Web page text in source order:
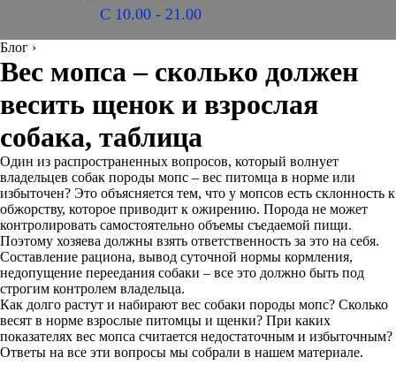
С 10.00 - 21.00
Блог ›
Вес мопса – сколько должен
весить щенок и взрослая
собака, таблица
Один из распространенных вопросов, который волнует
владельцев собак породы мопс – вес питомца в норме или
избыточен? Это объясняется тем, что у мопсов есть склонность к
обжорству, которое приводит к ожирению. Порода не может
контролировать самостоятельно объемы съедаемой пищи.
Поэтому хозяева должны взять ответственность за это на себя.
Составление рациона, вывод суточной нормы кормления,
недопущение переедания собаки – все это должно быть под
строгим контролем владельца.
Как долго растут и набирают вес собаки породы мопс? Сколько
весят в норме взрослые питомцы и щенки? При каких
показателях вес мопса считается недостаточным и избыточным?
Ответы на все эти вопросы мы собрали в нашем материале.